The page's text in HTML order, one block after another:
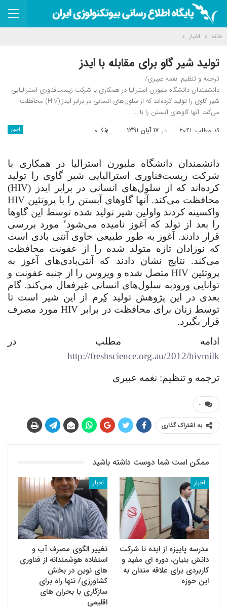
خانه اخبار
تولید شیر گاو برای مقابله با ایدز
ترجمه و تنظیم: نغمه عبیری/
دانشمندان دانشگاه ملبورن استرالیا در همکاری با شرکت زیست‌فناوری استرالیایی
شیر گاوی را تولید کرده‌اند که از سلول‌های انسانی در برابر ایدز (HIV) محافظت
می‌کند. آنها گاو‌های آبستن را با …
اخبار کد مطلب: ۶۰۴۱ در ۱۷ آبان ۱۳۹۱
دانشمندان دانشگاه ملبورن استرالیا در همکاری با
شرکت زیست‌فناوری استرالیایی شیر گاوی را تولید
کرده‌اند که از سلول‌های انسانی در برابر ایدز (HIV
)
محافظت می‌کند. آنها گاو‌های آبستن را با پروتئین HIV
واکسینه کردند واولین شیر تولید شده توسط این گاوها
را بعد از تولد که آغوز نامیده می‌شود٬ مورد بررسی
قرار دادند. آغوز به طور طبیعی حاوی آنتی بادی است
که نوزادان تازه متولد شده را از عفونت محافظت
می‌کند. نتایج نشان دادند که آنتی‌بادی‌های آغوز به
پروتئین HIVمتصل شده و ویروس را از جنبه عفونت و
توانایی ورودبه سلول‌های انسانی غیرفعال می‌کند. گام
بعدی در این پژوهش تولید کِِرم از این شیر است تا
توسط زنان برای محافظت در برابر HIVمورد مصرف
قرار بگیرد.
ادامه مطلب در
http://freshscience.org.au/2012/hivmilk
ترجمه و تنظیم: نغمه عبیری
۰
به اشتراک گذاری
ممکن است شما دوست داشته باشید
اخبار
مدرسه پاییزه از ایده تا شرکت
دانش بنیان، دوره ای مفید و
کاربردی برای علاقه مندان به
این حوزه
اخبار
تغییر الگوی مصرف آب و
استفاده هوشمندانه از فناوری
های نوین در بخش
کشاورزی/ تنها راه برای
سازگاری با بحران های
اقلیمی